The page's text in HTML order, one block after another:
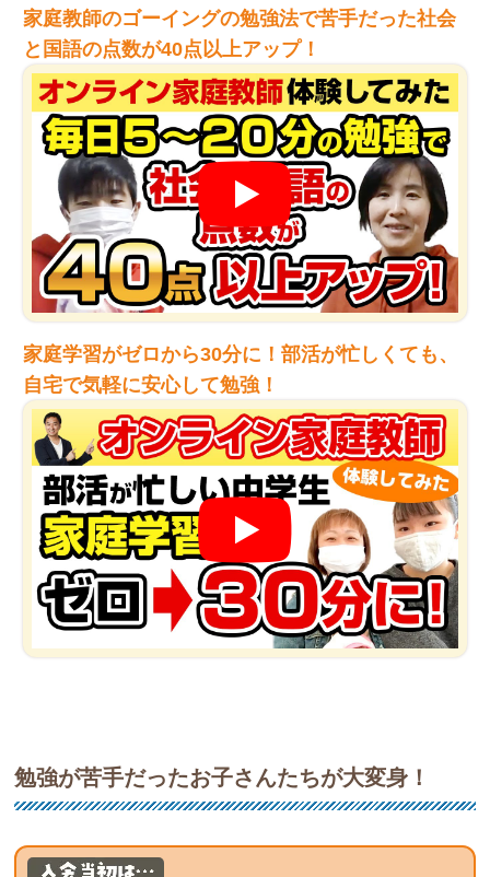
家庭教師のゴーイングの勉強法で苦手だった社会
と国語の点数が40点以上アップ！
家庭学習がゼロから30分に！部活が忙しくても、
自宅で気軽に安心して勉強！
勉強が苦手だったお子さんたちが大変身！